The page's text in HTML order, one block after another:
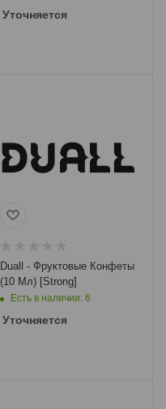
Уточняется
Duall - Фруктовые Конфеты
(10 Мл) [Strong]
Есть в наличии: 6
Уточняется